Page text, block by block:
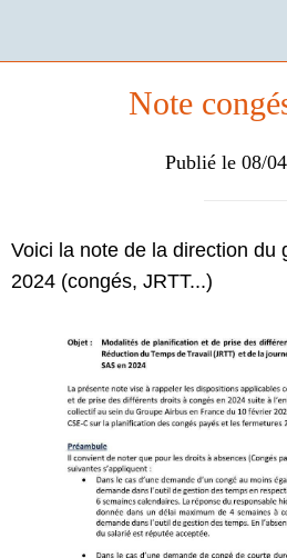
Note
Publié le 08/
Voici la note de la direction du
2024 (congés, JRTT...)